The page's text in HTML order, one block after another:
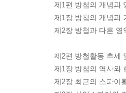
제1편 방첩의 개념과
제1장 방첩의 개념과
제2장 방첩과 다른
제2편 방첩활동 추세
제1장 방첩의 역사와
제2장 최근의 스파이